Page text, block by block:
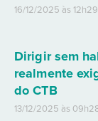
16/12/2025 às 12h29
Dirigir sem
realmente
do CTB
13/12/2025 às